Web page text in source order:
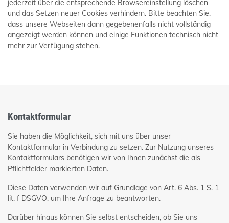
jederzeit über die entsprechende Browsereinstellung löschen
und das Setzen neuer Cookies verhindern. Bitte beachten Sie,
dass unsere Webseiten dann gegebenenfalls nicht vollständig
angezeigt werden können und einige Funktionen technisch nicht
mehr zur Verfügung stehen.
Kontaktformular
Sie haben die Möglichkeit, sich mit uns über unser
Kontaktformular in Verbindung zu setzen. Zur Nutzung unseres
Kontaktformulars benötigen wir von Ihnen zunächst die als
Pflichtfelder markierten Daten.
Diese Daten verwenden wir auf Grundlage von Art. 6 Abs. 1 S. 1
lit. f DSGVO, um Ihre Anfrage zu beantworten.
Darüber hinaus können Sie selbst entscheiden, ob Sie uns